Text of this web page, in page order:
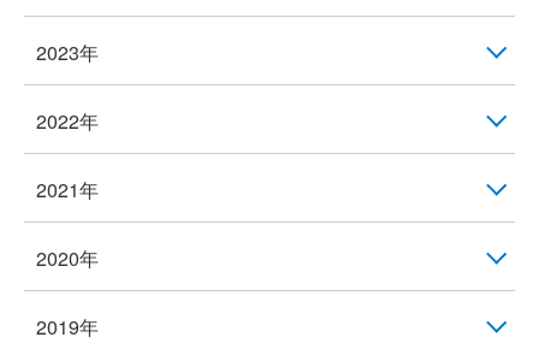
2023年
2022年
2021年
2020年
2019年